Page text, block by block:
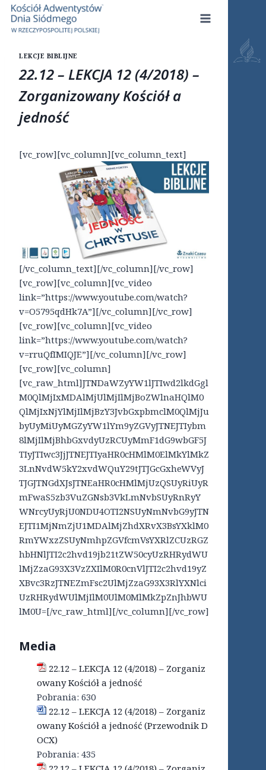
Przejdź
treści
LEKCJE BIBLIJNE
22.12 – LEKCJA 12 (4/2018) –
Zorganizowany Kościół a
jedność
[vc_row][vc_column][vc_column_text]
[/vc_column_text][/vc_column][/vc_row]
[vc_row][vc_column][vc_video
link=”https://www.youtube.com/watch?
v=O5795qdHk7A”][/vc_column][/vc_row]
[vc_row][vc_column][vc_video
link=”https://www.youtube.com/watch?
v=rruQfIMIQJE”][/vc_column][/vc_row]
[vc_row][vc_column]
[vc_raw_html]JTNDaWZyYW1lJTIwd2lkdGgl
M0QlMjIxMDAlMjUlMjIlMjBoZWlnaHQlM0
QlMjIxNjYlMjIlMjBzY3JvbGxpbmclM0QlMjJu
byUyMiUyMGZyYW1lYm9yZGVyJTNEJTIybm
8lMjIlMjBhbGxvdyUzRCUyMmF1dG9wbGF5J
TIyJTIwc3JjJTNEJTIyaHR0cHMlM0ElMkYlMkZ
3LnNvdW5kY2xvdWQuY29tJTJGcGxheWVyJ
TJGJTNGdXJsJTNEaHR0cHMlMjUzQSUyRiUyR
mFwaS5zb3VuZGNsb3VkLmNvbSUyRnRyY
WNrcyUyRjU0NDU4OTI2NSUyNmNvbG9yJTN
EJTI1MjNmZjU1MDAlMjZhdXRvX3BsYXklM0
RmYWxzZSUyNmhpZGVfcmVsYXRlZCUzRGZ
hbHNlJTI2c2hvd19jb21tZW50cyUzRHRydWU
lMjZzaG93X3VzZXIlM0R0cnVlJTI2c2hvd19yZ
XBvc3RzJTNEZmFsc2UlMjZzaG93X3RlYXNlci
UzRHRydWUlMjIlM0UlM0MlMkZpZnJhbWU
lM0U=[/vc_raw_html][/vc_column][/vc_row]
Media
22.12 – LEKCJA 12 (4/2018) – Zorganiz
owany Kościół a jedność
Pobrania: 630
22.12 – LEKCJA 12 (4/2018) – Zorganiz
owany Kościół a jedność (Przewodnik D
OCX)
Pobrania: 435